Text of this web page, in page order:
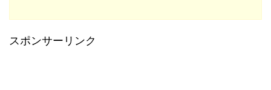
スポンサーリンク